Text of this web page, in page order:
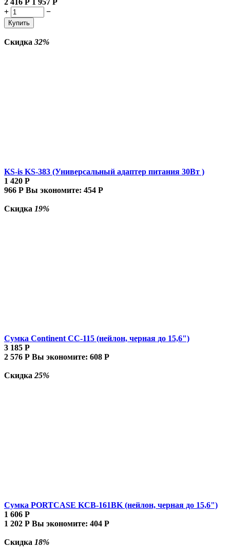
+
−
Купить
Скидка 32%
KS-is KS-383 (Универсальный адаптер питания 30Вт )
1 420 Р
966 Р Вы экономите: 454 Р
Скидка 19%
Сумка Continent CC-115 (нейлон, черная до 15,6")
3 185 Р
2 576 Р Вы экономите: 608 Р
Скидка 25%
Сумка PORTCASE KCB-161BK (нейлон, черная до 15,6")
1 606 Р
1 202 Р Вы экономите: 404 Р
Скидка 18%